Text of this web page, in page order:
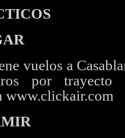
vuelos a
por trayecto
www.clickair.com